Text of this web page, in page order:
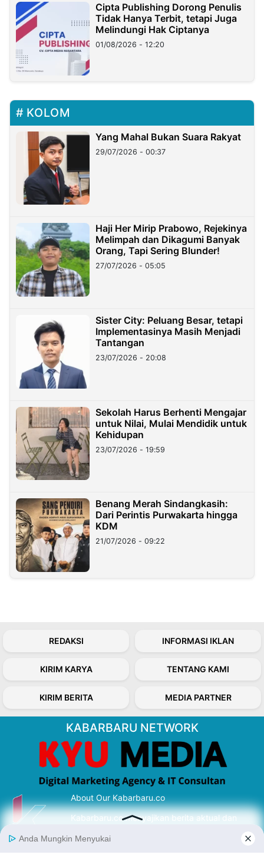
Cipta Publishing Dorong Penulis
Tidak Hanya Terbit, tetapi Juga
Melindungi Hak Ciptanya
01/08/2026 - 12:20
KOLOM
Yang Mahal Bukan Suara Rakyat
29/07/2026 - 00:37
Haji Her Mirip Prabowo, Rejekinya
Melimpah dan Dikagumi Banyak
Orang, Tapi Sering Blunder!
27/07/2026 - 05:05
Sister City: Peluang Besar, tetapi
Implementasinya Masih Menjadi
Tantangan
23/07/2026 - 20:08
Sekolah Harus Berhenti Mengajar
untuk Nilai, Mulai Mendidik untuk
Kehidupan
23/07/2026 - 19:59
Benang Merah Sindangkasih:
Dari Perintis Purwakarta hingga
KDM
21/07/2026 - 09:22
REDAKSI INFORMASI IKLAN
KIRIM KARYA TENTANG KAMI
KIRIM BERITA MEDIA PARTNER
KABARBARU NETWORK
About Our Kabarbaru.co
Kabarbaru.co menyajikan berita aktual dan
serta terverifikasi dari sumber yang tepat.